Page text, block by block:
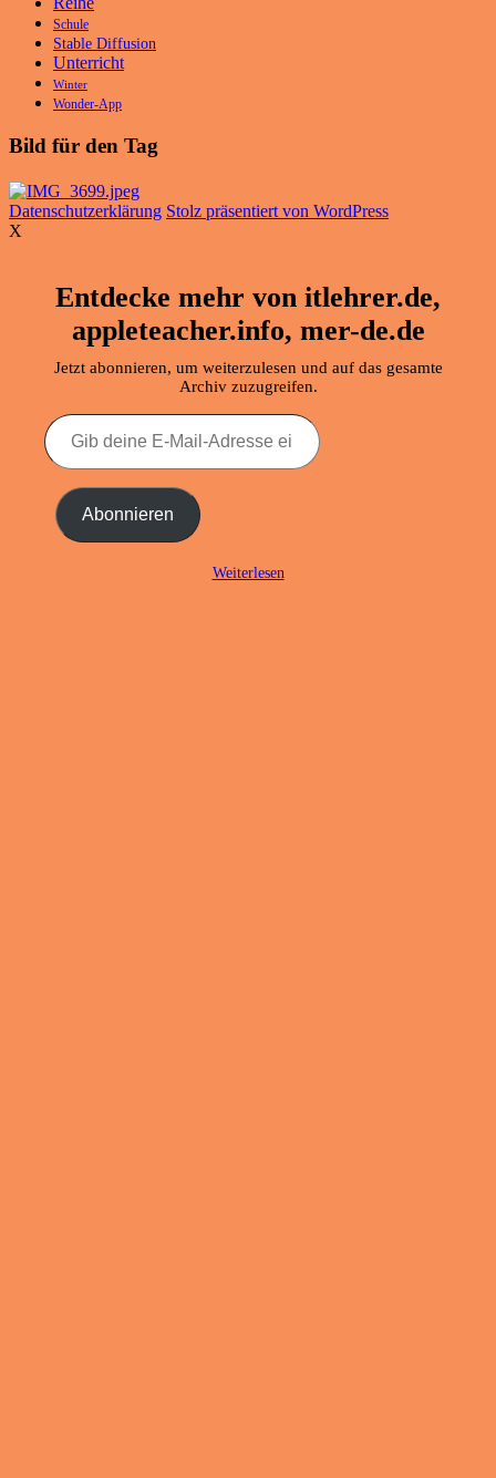
Schule
Stable Diffusion
Unterricht
Winter
Wonder-App
Bild für den Tag
Datenschutzerklärung Stolz präsentiert von WordPress
X
Entdecke mehr von itlehrer.de,
appleteacher.info, mer-de.de
Jetzt abonnieren, um weiterzulesen und auf das gesamte
Archiv zuzugreifen.
Gib
deine
E-
Adresse
ein ... Abonnieren
Weiterlesen